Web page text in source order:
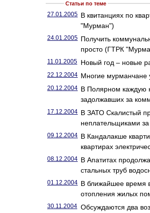
Статьи по теме
27.01.2005 В квитанциях по
"Мурман")
24.01.2005 Получить
просто (ГТРК
11.01.2005 Новый год – новые
22.12.2004 Многие мурманчане
20.12.2004 В Полярном каждую
задолжавших за
17.12.2004 В ЗАТО Скалистый
неплательщиками
09.12.2004 В Кандалакше
квартирах
08.12.2004 В Апатитах
стальных труб
01.12.2004 В ближайшее время
отопления жилых
30.11.2004 Обсуждаются два